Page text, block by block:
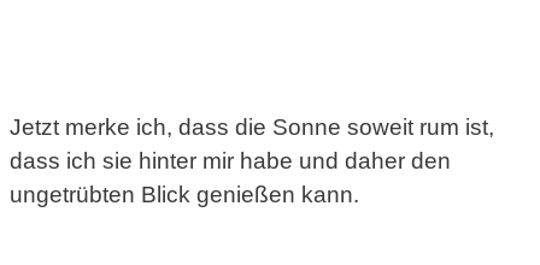
Jetzt merke ich, dass die Sonne soweit rum ist,
dass ich sie hinter mir habe und daher den
ungetrübten Blick genießen kann.